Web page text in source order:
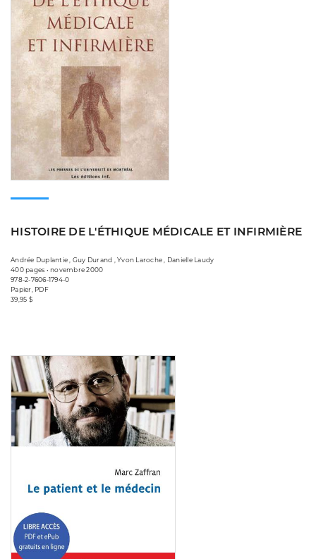
HISTOIRE DE L'ÉTHIQUE MÉDICALE ET INFIRMIÈRE
Andrée Duplantie , Guy Durand , Yvon Laroche , Danielle Laudy
400 pages • novembre 2000
978-2-7606-1794-0
Papier, PDF
39,95 $